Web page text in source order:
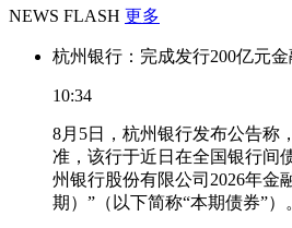
NEWS FLASH 更多
杭州银行：完成发行200亿元
10:34
8月5日，杭州银行发布公告称
准，该行于近日在全国银行间
州银行股份有限公司2026年金
期）”（以下简称“本期债券”）